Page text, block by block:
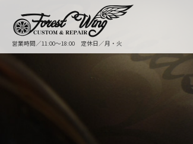
営業時間／11:00〜18:00 定休日／月・火